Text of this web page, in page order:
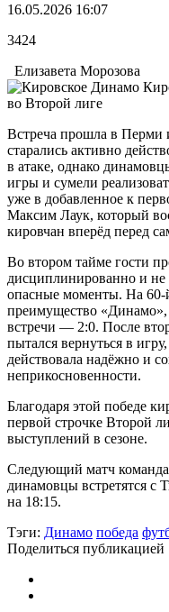
16.05.2026 16:07
3424
Елизавета Морозова
Встреча прошла в Перми
старались активно
в атаке, однако
игры и сумели
уже в добавленное к
Максим Лаук, который
кировчан вперёд перед
Во втором тайме гости
дисциплинированно и не
опасные моменты. На 60-
преимущество «Динамо»,
встречи — 2:0. После
пытался вернуться в
действовала надёжно и
неприкосновенности.
Благодаря этой победе
первой строчке Второй
выступлений в сезоне.
Следующий матч
динамовцы встретятся с
на 18:15.
Тэги: Динамо победа
Поделиться публикацией